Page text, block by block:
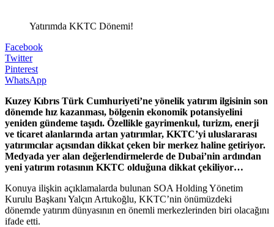
Yatırımda KKTC Dönemi!
Facebook
Twitter
Pinterest
WhatsApp
Kuzey Kıbrıs Türk Cumhuriyeti’ne yönelik yatırım ilgisinin son
dönemde hız kazanması, bölgenin ekonomik potansiyelini
yeniden gündeme taşıdı. Özellikle gayrimenkul, turizm, enerji
ve ticaret alanlarında artan yatırımlar, KKTC’yi uluslararası
yatırımcılar açısından dikkat çeken bir merkez haline getiriyor.
Medyada yer alan değerlendirmelerde de Dubai’nin ardından
yeni yatırım rotasının KKTC olduğuna dikkat çekiliyor…
Konuya ilişkin açıklamalarda bulunan SOA Holding Yönetim
Kurulu Başkanı Yalçın Artukoğlu, KKTC’nin önümüzdeki
dönemde yatırım dünyasının en önemli merkezlerinden biri olacağını
ifade etti.